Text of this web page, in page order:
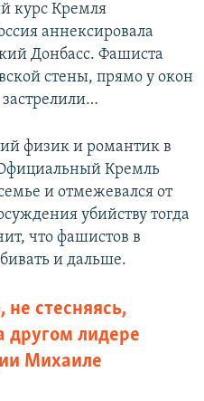
курс Кремля
аннексировала
Донбасс. Фашиста
стены, прямо у окон
физик и романтик в
Кремль
и отмежевался от
убийству тогда
что фашистов в
и дальше.
стесняясь,
другом лидере
Михаиле